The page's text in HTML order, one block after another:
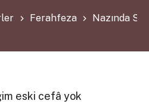
Ferahfeza Nazında
eski cefâ yok